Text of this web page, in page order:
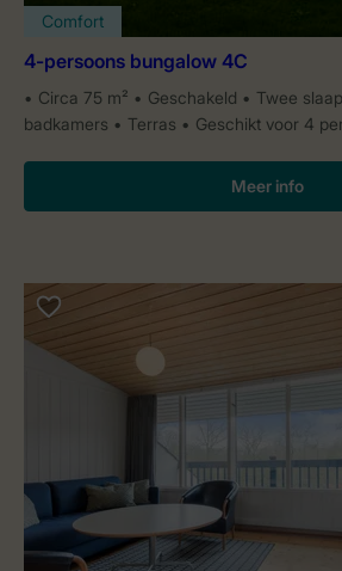
Comfort
4-persoons bungalow 4C
Circa 75 m² Geschakeld Twee
badkamers
Terras Geschikt voor 4
Meer info